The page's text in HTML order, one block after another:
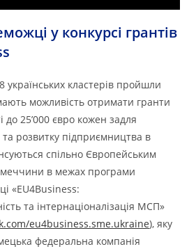
у конкурсі грантів
українських кластерів пройшли
можливість отримати гранти
до 25’000 євро кожен задля
розвитку підприємництва в
спільно Європейським
в межах програми
«EU4Business:
та інтернаціоналізація МСП»
eu4business.sme.ukraine), яку
федеральна компанія